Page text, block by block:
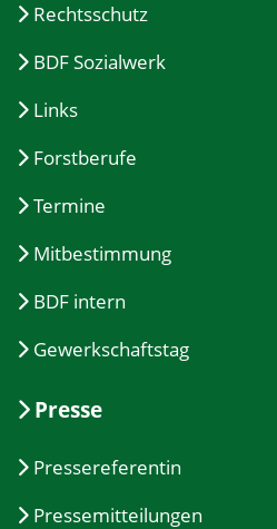
Rechtsschutz
BDF Sozialwerk
Links
Forstberufe
Termine
Mitbestimmung
BDF intern
Gewerkschaftstag
Presse
Pressereferentin
Pressemitteilungen